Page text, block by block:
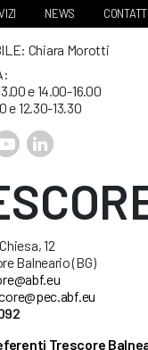
NEWS
Chiara Morotti
e 14.00-16.00
e 12.30-13.30
12
Balneario (BG)
Trescore